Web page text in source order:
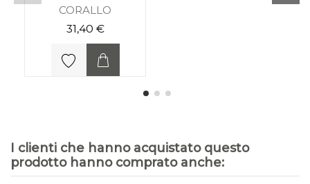
CORALLO
31,40 €
I clienti che hanno acquistato questo
prodotto hanno comprato anche: